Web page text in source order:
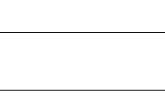
ップ #男性シンガーグループ